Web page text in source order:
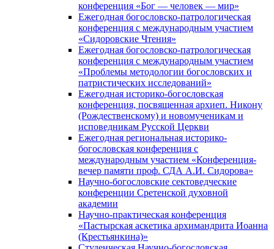
конференция «Бог — человек — мир»
Ежегодная богословско-патрологическая
конференция с международным участием
«Сидоровские Чтения»
Ежегодная богословско-патрологическая
конференция с международным участием
«Проблемы методологии богословских и
патристических исследований»
Ежегодная историко-богословская
конференция, посвященная архиеп. Никону
(Рождественскому) и новомученикам и
исповедникам Русской Церкви
Ежегодная региональная историко-
богословская конференция с
международным участием «Конференция-
вечер памяти проф. СДА А.И. Сидорова»
Научно-богословские сектоведческие
конференции Сретенской духовной
академии
Научно-практическая конференция
«Пастырская аскетика архимандрита Иоанна
(Крестьянкина)»